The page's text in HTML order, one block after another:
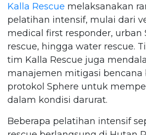
Kalla Rescue melaksanakan
pelatihan intensif, mulai dari
medical first responder, urban
rescue, hingga water rescue.
tim Kalla Rescue juga
manajemen mitigasi bencana
protokol Sphere untuk
dalam kondisi darurat.
Beberapa pelatihan intensif